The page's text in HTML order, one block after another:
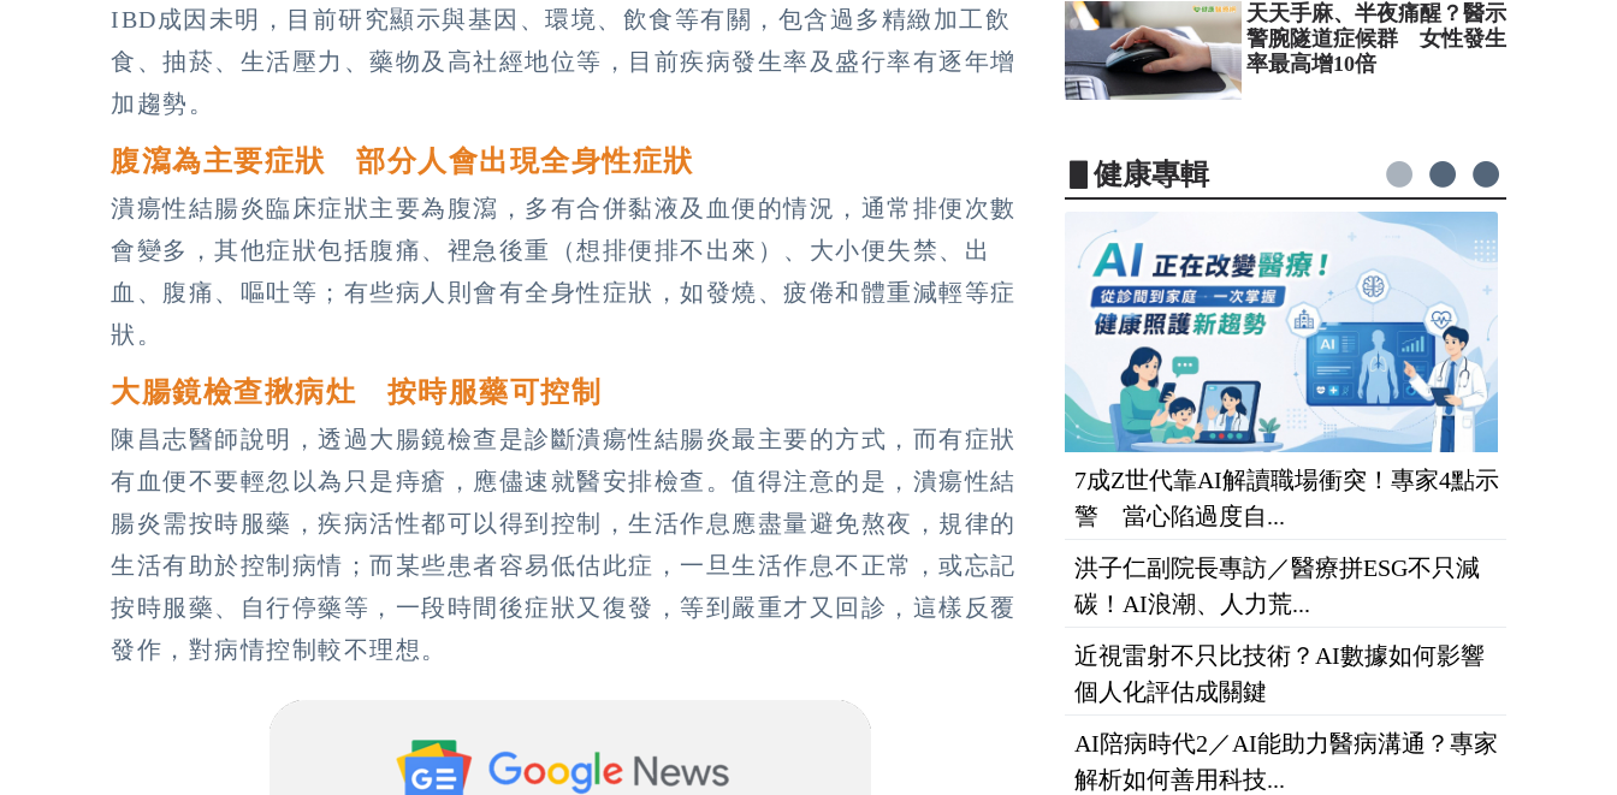
IBD成因未明，目前研究顯示與基因、環境、飲食等有關，包含過多精緻加工飲
食、抽菸、生活壓力、藥物及高社經地位等，目前疾病發生率及盛行率有逐年增
加趨勢。
腹瀉為主要症狀 部分人會出現全身性症狀
潰瘍性結腸炎臨床症狀主要為腹瀉，多有合併黏液及血便的情況，通常排便次數
會變多，其他症狀包括腹痛、裡急後重（想排便排不出來）、大小便失禁、出
血、腹痛、嘔吐等；有些病人則會有全身性症狀，如發燒、疲倦和體重減輕等症
狀。
大腸鏡檢查揪病灶 按時服藥可控制
陳昌志醫師說明，透過大腸鏡檢查是診斷潰瘍性結腸炎最主要的方式，而有症狀
有血便不要輕忽以為只是痔瘡，應儘速就醫安排檢查。值得注意的是，潰瘍性結
腸炎需按時服藥，疾病活性都可以得到控制，生活作息應盡量避免熬夜，規律的
生活有助於控制病情；而某些患者容易低估此症，一旦生活作息不正常，或忘記
按時服藥、自行停藥等，一段時間後症狀又復發，等到嚴重才又回診，這樣反覆
發作，對病情控制較不理想。
天天手麻、半夜痛醒？醫示
警腕隧道症候群 女性發生
率最高增10倍
▋健康專輯
7成Z世代靠AI解讀職場衝突！專家4點示
警 當心陷過度自...
洪子仁副院長專訪／醫療拼ESG不只減
碳！AI浪潮、人力荒...
近視雷射不只比技術？AI數據如何影響
個人化評估成關鍵
AI陪病時代2／AI能助力醫病溝通？專家
解析如何善用科技...